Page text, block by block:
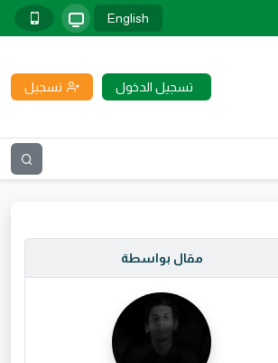
English
تسجيل الدخول تسجيل
مقال بواسطة